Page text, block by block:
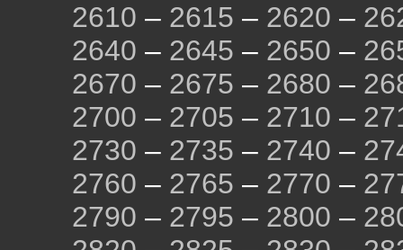
2610 – 2615 – 2620 –
2640 – 2645 – 2650 –
2670 – 2675 – 2680 –
2700 – 2705 – 2710 –
2730 – 2735 – 2740 –
2760 – 2765 – 2770 –
2790 – 2795 – 2800 –